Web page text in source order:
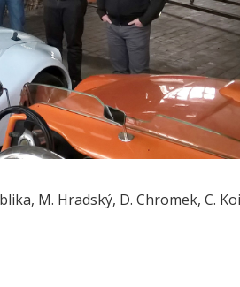
M. Hradský, D. Chromek, C.